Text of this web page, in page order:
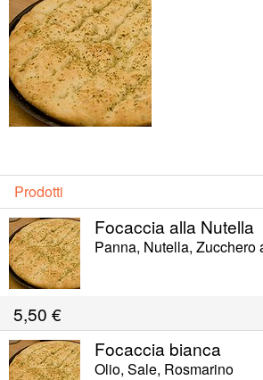
Prodotti
Focaccia alla Nutella
Panna, Nutella, Zucchero
5,50 €
Focaccia bianca
Olio, Sale, Rosmarino